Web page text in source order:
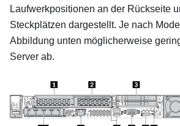
Laufwerkpositionen an der Rückseite
Steckplätzen dargestellt. Je nach
Abbildung unten möglicherweise
Server ab.